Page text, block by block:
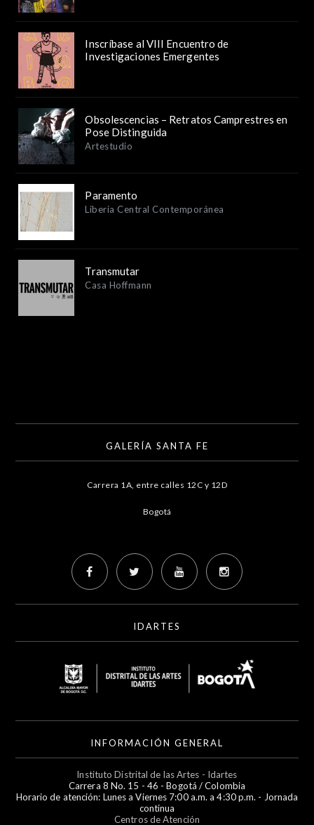
Inscríbase al VIII Encuentro de
Investigaciones Emergentes
Obsolescencias – Retratos Camprestres en
Pose Distinguida
Artestudio
Paramento
Liberia Central Contemporánea
Transmutar
Casa Hoffmann
GALERÍA SANTA FE
Carrera 1A, entre calles 12C y 12D
Bogotá
IDARTES
INFORMACIÓN GENERAL
Instituto Distrital de las Artes - Idartes
Carrera 8 No. 15 - 46 - Bogotá / Colombia
Horario de atención: Lunes a Viernes 7:00 a.m. a 4:30 p.m. - Jornada
continua
Centros de Atención